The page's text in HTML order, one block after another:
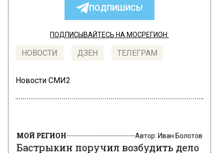
ПОДПИШИСЬ!
ПОДПИСЫВАЙТЕСЬ НА МОСРЕГИОН:
НОВОСТИ ДЗЕН ТЕЛЕГРАМ
Новости СМИ2
МОЙ РЕГИОН Автор:Иван Болотов
Бастрыкин поручил возбудить дело